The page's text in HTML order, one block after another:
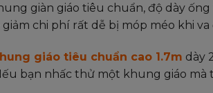
giàn giáo tiêu chuẩn, độ dày
giảm chi phí rất dễ bị móp méo khi va
giáo tiêu chuẩn cao 1.7m dày
bạn nhấc thử một khung giáo mà